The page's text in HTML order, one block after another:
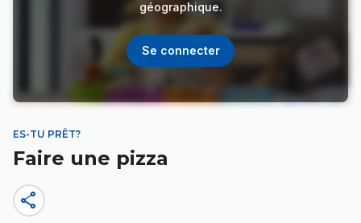
géographique.
Se connecter
ES-TU PRÊT?
Faire une pizza
share